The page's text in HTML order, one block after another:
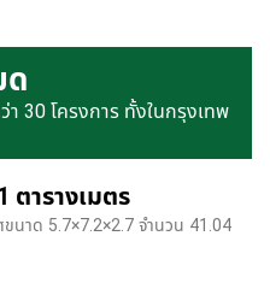
ด
า 30 โครงการ ทั้งในกรุงเทพ
ตารางเมตร
ขนาด 5.7×7.2×2.7 จำนวน 41.04